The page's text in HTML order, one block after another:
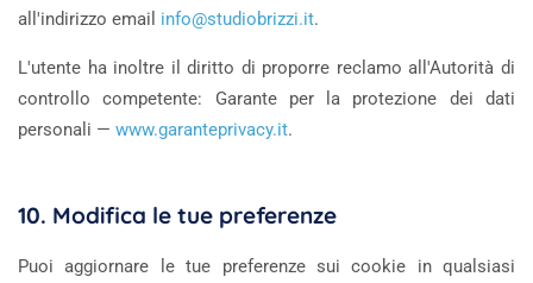
all'indirizzo email info@studiobrizzi.it.
L'utente ha inoltre il diritto di proporre reclamo all'Autorità di
controllo competente: Garante per la protezione dei dati
personali — www.garanteprivacy.it.
10. Modifica le tue preferenze
Puoi aggiornare le tue preferenze sui cookie in qualsiasi